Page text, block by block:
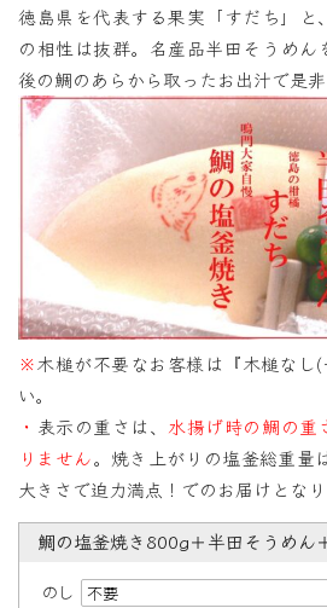
徳島県を代表する果実「すだち」と
の相性は抜群。名産品半田そうめん
後の鯛のあらから取ったお出汁で是非
※木槌が不要なお客様は『木槌なし
い。
・ 表示の重さは、 水揚げ時の鯛の重
りません。焼き上がりの塩釜総重量
大きさで迫力満点！でのお届けとな
鯛の塩釜焼き800g＋半田そうめん
のし